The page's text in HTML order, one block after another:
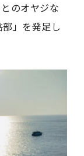
のオヤジな
」を発足し